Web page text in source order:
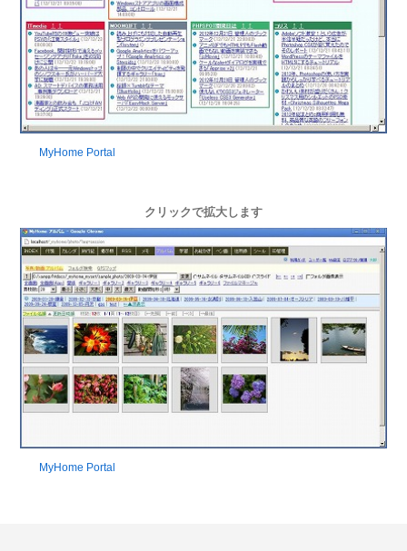
MyHome Portal
クリックで拡大します
MyHome Portal